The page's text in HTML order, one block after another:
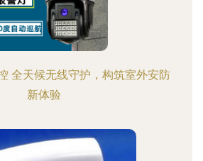
全天候无线守护，构筑室外安防
新体验